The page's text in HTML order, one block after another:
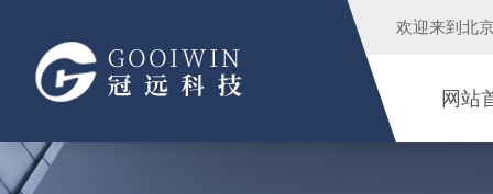
欢迎来到 北
网站